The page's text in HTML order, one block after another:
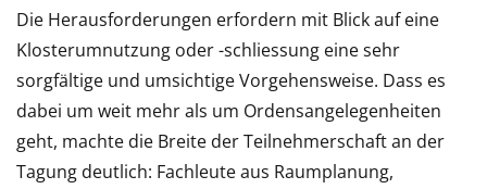
Die Herausforderungen erfordern mit Blick auf eine
Klosterumnutzung oder -schliessung eine sehr
sorgfältige und umsichtige Vorgehensweise. Dass es
dabei um weit mehr als um Ordensangelegenheiten
geht, machte die Breite der Teilnehmerschaft an der
Tagung deutlich: Fachleute aus Raumplanung,